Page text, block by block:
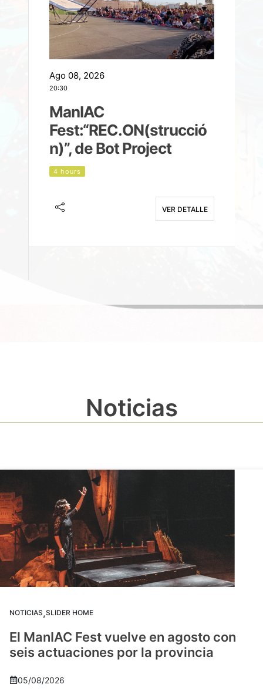
Ago 08, 2026
20:30
ManIAC
Fest:“REC.ON(strucció
n)”, de Bot Project
4 hours
VER DETALLE
Noticias
NOTICIAS,SLIDER HOME
El ManIAC Fest vuelve en agosto con
seis actuaciones por la provincia
05/08/2026